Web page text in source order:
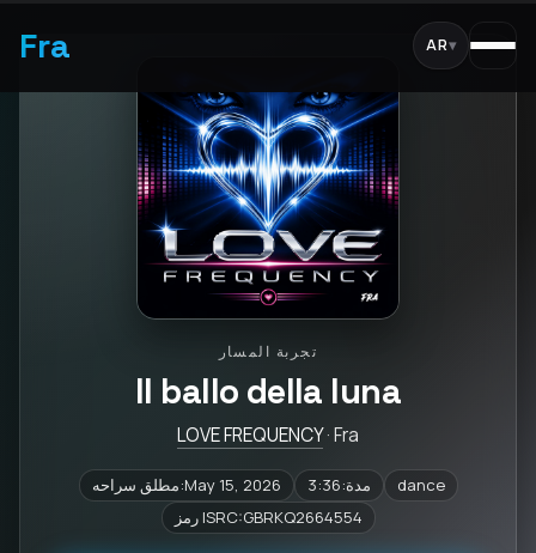
Fra AR▾
تجربة المسار
Il ballo della luna
LOVE FREQUENCY· Fra
مطلق سراحه:May 15, 2026 مدة:3:36
dance
رمز ISRC:GBRKQ2664554